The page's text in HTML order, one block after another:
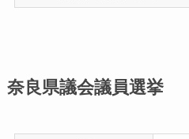
奈良県議会議員選挙